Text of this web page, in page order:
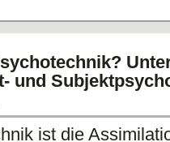
und
ist die